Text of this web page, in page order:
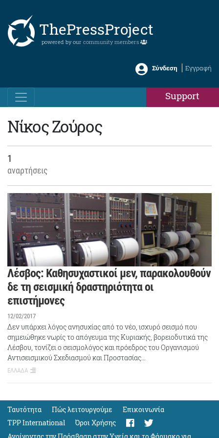
ThePressProject
powered by our community members
Σύνδεση Εγγραφή
Support
Νίκος Ζούρος
1
αναρτήσεις
Λέσβος: Καθησυχαστικοί μεν, παρακολουθούν
δε τη σεισμική δραστηριότητα οι
επιστήμονες
12/02/2017
Δεν υπάρχει λόγος ανησυχίας από το νέο, ισχυρό σεισμό που
σημειώθηκε νωρίς το απόγευμα της Κυριακής, βορειοδυτικά της
Λέσβου, τονίζει ο σεισμολόγος και πρόεδρος του Οργανισμού
Αντισεισμικού Σχεδιασμού και Προστασίας…
ΕΛΛΑΔΑ
Ταυτότητα Πώς λειτουργούμε
Eπικοινωνία
TPP International
Όροι Χρήσης